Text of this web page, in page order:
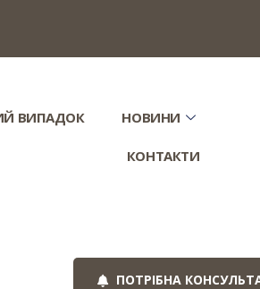
ВИПАДОК НОВИНИ
КОНТАКТИ
ПОТРІБНА